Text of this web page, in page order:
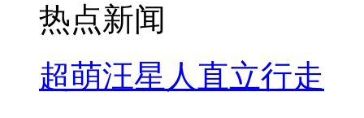
热点新闻
超萌汪星人直立行走